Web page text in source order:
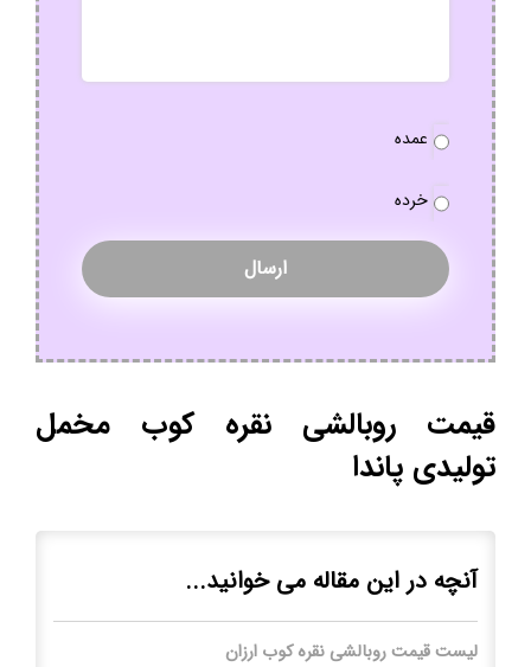
نوع
عمده
خرده
قیمت روبالشی نقره کوب مخمل
تولیدی پاندا
آنچه در این مقاله می خوانید...
لیست قیمت روبالشی نقره کوب ارزان